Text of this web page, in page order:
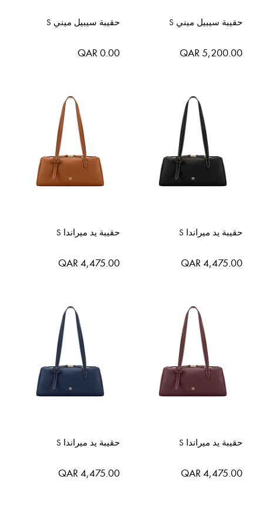
حقيبة سيبيل ميني S
QAR 5,200.00
حقيبة سيبيل ميني S
QAR 0.00
حقيبة يد ميراندا S
QAR 4,475.00
حقيبة يد ميراندا S
QAR 4,475.00
حقيبة يد ميراندا S
QAR 4,475.00
حقيبة يد ميراندا S
QAR 4,475.00